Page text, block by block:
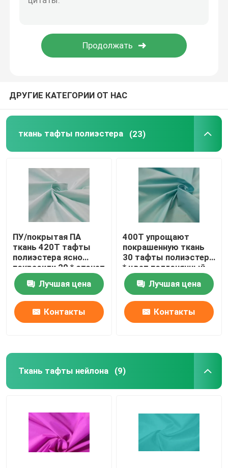
Нити, окрашенные ткани
ДРУГИЕ КАТЕГОРИИ ОТ НАС
ткань тафты полиэстера (23)
ПУ/покрытая ПА
ткань 420Т тафты
полиэстера ясно
покрасили 20 * отсчет
пряжи 20д
Лучшая цена
Контакты
400Т упрощают
покрашенную ткань
30 тафты полиэстера
* цвет подгонянный
30Д для ткани
Лучшая цена
Контакты
Ткань тафты нейлона (9)